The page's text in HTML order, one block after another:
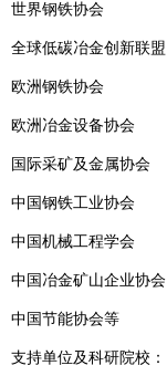
世界钢铁协会
全球低碳冶金创新联盟
欧洲钢铁协会
欧洲冶金设备协会
国际采矿及金属协会
中国钢铁工业协会
中国机械工程学会
中国冶金矿山企业协会
中国节能协会等
支持单位及科研院校：